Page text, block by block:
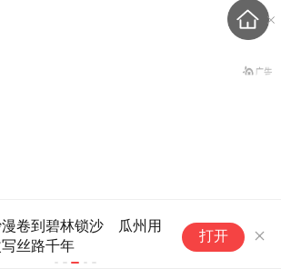
漫卷到碧林锁沙 瓜州用
丝路千年
打开
助农，卖了